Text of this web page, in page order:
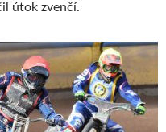
útok zvenčí.